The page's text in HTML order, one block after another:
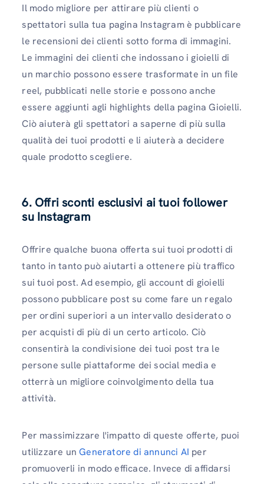
Il modo migliore per attirare più clienti o
spettatori sulla tua pagina Instagram è pubblicare
le recensioni dei clienti sotto forma di immagini.
Le immagini dei clienti che indossano i gioielli di
un marchio possono essere trasformate in un file
reel, pubblicati nelle storie e possono anche
essere aggiunti agli highlights della pagina Gioielli.
Ciò aiuterà gli spettatori a saperne di più sulla
qualità dei tuoi prodotti e li aiuterà a decidere
quale prodotto scegliere.
6. Offri sconti esclusivi ai tuoi follower
su Instagram
Offrire qualche buona offerta sui tuoi prodotti di
tanto in tanto può aiutarti a ottenere più traffico
sui tuoi post. Ad esempio, gli account di gioielli
possono pubblicare post su come fare un regalo
per ordini superiori a un intervallo desiderato o
per acquisti di più di un certo articolo. Ciò
consentirà la condivisione dei tuoi post tra le
persone sulle piattaforme dei social media e
otterrà un migliore coinvolgimento della tua
attività.
Per massimizzare l'impatto di queste offerte, puoi
utilizzare unGeneratore di annunci AI per
promuoverli in modo efficace. Invece di affidarsi